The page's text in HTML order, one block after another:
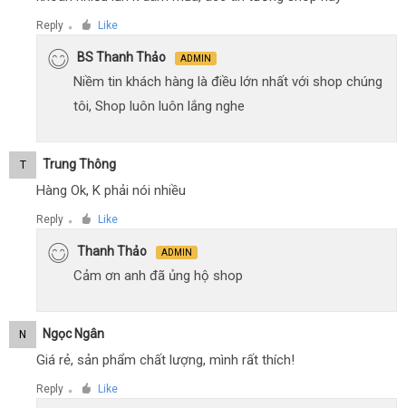
Reply ● Like
BS Thanh Thảo ADMIN
Niềm tin khách hàng là điều lớn nhất với shop chúng
tôi, Shop luôn luôn lắng nghe
T Trung Thông
Hàng Ok, K phải nói nhiều
Reply ● Like
Thanh Thảo ADMIN
Cảm ơn anh đã ủng hộ shop
N Ngọc Ngân
Giá rẻ, sản phẩm chất lượng, mình rất thích!
Reply ● Like